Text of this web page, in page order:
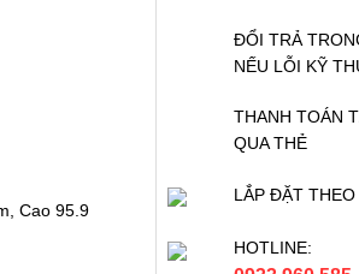
ĐỔI TRẢ
NẾU LỖI KỸ
THANH TOÁN
QUA THẺ
LẮP ĐẶT THEO
HOTLINE:
Cao 95.9